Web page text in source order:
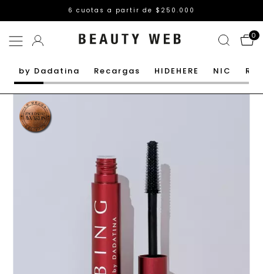
6 cuotas a partir de $250.000
0
by Dadatina Recargas HIDEHERE NIC